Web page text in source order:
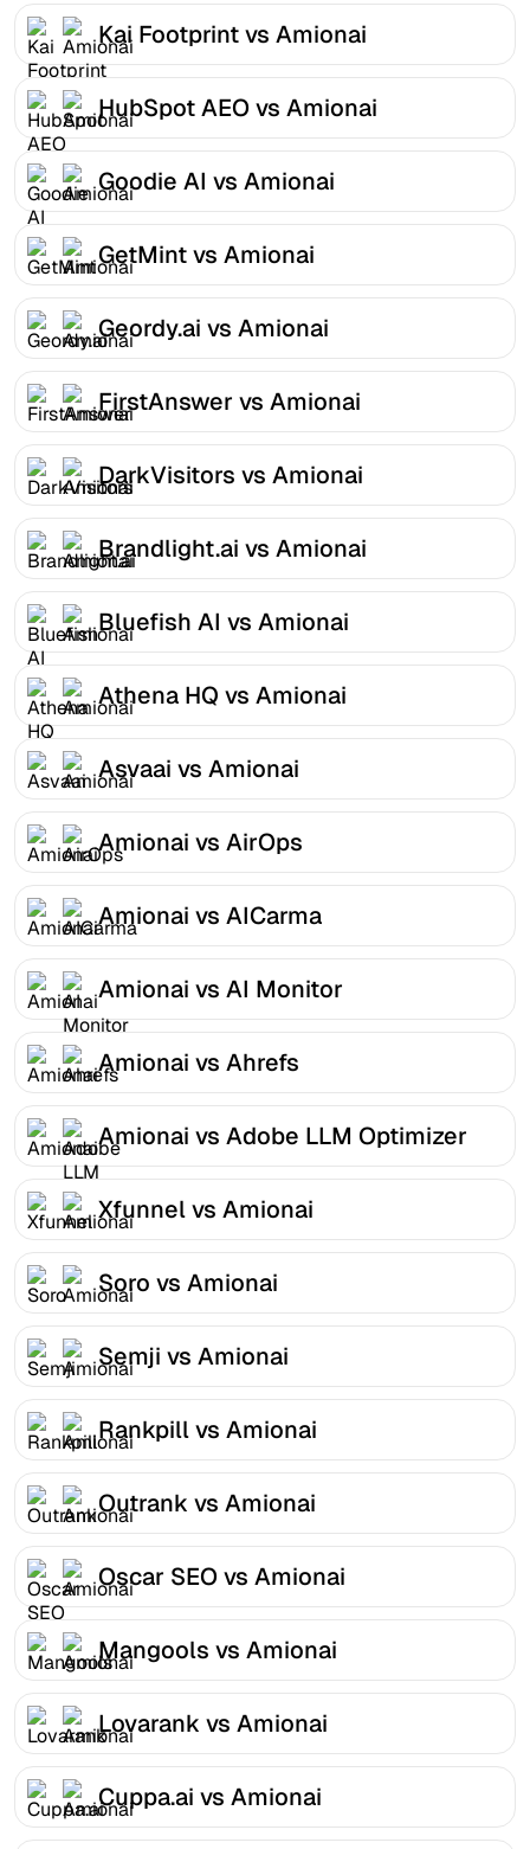
Kai Footprint vs Amionai
HubSpot AEO vs Amionai
Goodie AI vs Amionai
GetMint vs Amionai
Geordy.ai vs Amionai
FirstAnswer vs Amionai
DarkVisitors vs Amionai
Brandlight.ai vs Amionai
Bluefish AI vs Amionai
Athena HQ vs Amionai
Asvaai vs Amionai
Amionai vs AirOps
Amionai vs AICarma
Amionai vs AI Monitor
Amionai vs Ahrefs
Amionai vs Adobe LLM Optimizer
Xfunnel vs Amionai
Soro vs Amionai
Semji vs Amionai
Rankpill vs Amionai
Outrank vs Amionai
Oscar SEO vs Amionai
Mangools vs Amionai
Lovarank vs Amionai
Cuppa.ai vs Amionai